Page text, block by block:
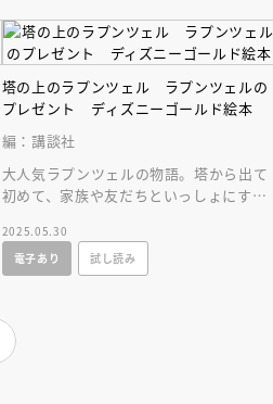
塔の上のラプンツェル ラプンツェルの
プレゼント ディズニーゴールド絵本
編：講談社
大人気ラプンツェルの物語。塔から出て
初めて、家族や友だちといっしょにすご
るお話です。
2025.05.30
電子あり
試し読み